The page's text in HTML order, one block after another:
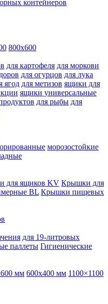
контейнеров
800х600
для картофеля для моркови
для огурцов для лука
ягод для метизов ящики для
ящики универсальные
для рыбы для
морозостойкие
для ящиков KV Крышки для
BL Крышки пищевых
для 19-литровых
паллеты Гигиенические
мм 600х400 мм 1100×1100